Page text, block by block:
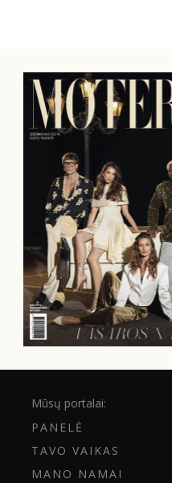
Mūsų portalai:
PANELĖ
TAVO VAIKAS
MANO NAMAI